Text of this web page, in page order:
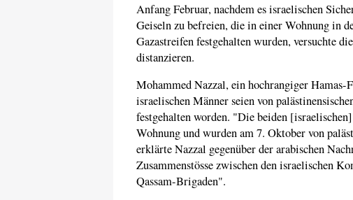
Anfang Februar, nachdem es israelischen
Geiseln zu befreien, die in einer Wohnung in
Gazastreifen festgehalten wurden, versuchte
distanzieren.
Mohammed Nazzal, ein hochrangiger Hamas-
israelischen Männer seien von
festgehalten worden. "Die beiden
Wohnung und wurden am 7. Oktober von
erklärte Nazzal gegenüber der arabischen
Zusammenstösse zwischen den israelischen
Qassam-Brigaden".